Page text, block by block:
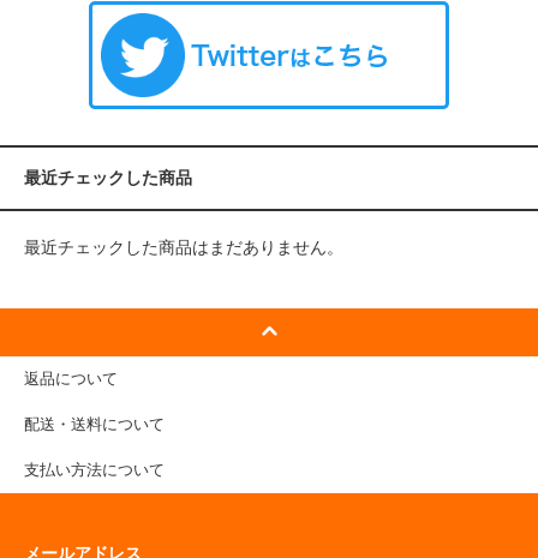
最近チェックした商品
最近チェックした商品はまだありません。
返品について
配送・送料について
支払い方法について
メールアドレス